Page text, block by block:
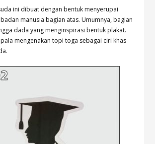
ini dibuat dengan bentuk menyerupai
manusia bagian atas. Umumnya, bagian
dada yang menginspirasi bentuk plakat.
mengenakan topi toga sebagai ciri khas